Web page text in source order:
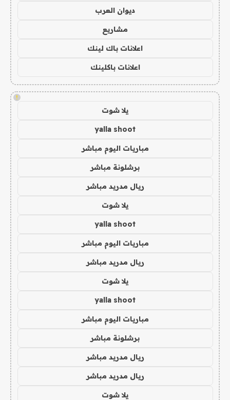
ديوان العرب
مشاريع
اعلانات باك لينك
اعلانات باكلينك
!
يلا شوت
yalla shoot
مباريات اليوم مباشر
برشلونة مباشر
ريال مدريد مباشر
يلا شوت
yalla shoot
مباريات اليوم مباشر
ريال مدريد مباشر
يلا شوت
yalla shoot
مباريات اليوم مباشر
برشلونة مباشر
ريال مدريد مباشر
ريال مدريد مباشر
يلا شوت